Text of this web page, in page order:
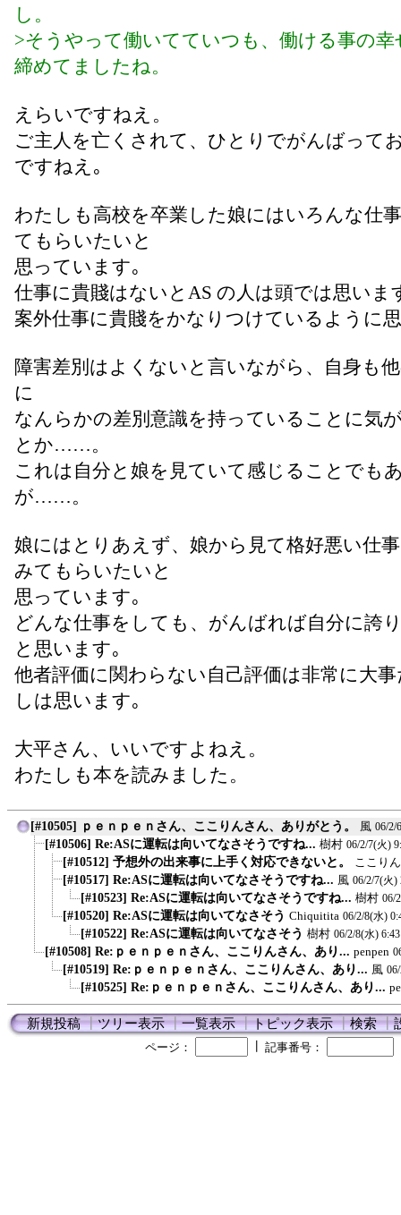
し。
>そうやって働いてていつも、働ける事の幸
締めてましたね。
えらいですねえ。
ご主人を亡くされて、ひとりでがんばって
ですねえ｡
わたしも高校を卒業した娘にはいろんな仕
てもらいたいと
思っています｡
仕事に貴賤はないとAS の人は頭では思いま
案外仕事に貴賤をかなりつけているように
障害差別はよくないと言いながら、自身も
に
なんらかの差別意識を持っていることに気
とか……。
これは自分と娘を見ていて感じることでも
が……。
娘にはとりあえず、娘から見て格好悪い仕
みてもらいたいと
思っています｡
どんな仕事をしても、がんばれば自分に誇
と思います｡
他者評価に関わらない自己評価は非常に大
しは思います｡
大平さん、いいですよねえ。
わたしも本を読みました。
[#10505] ｐｅｎｐｅｎさん、ここりんさん、ありがとう。 風 06/2/
[#10506] Re:ASに運転は向いてなさそうですね... 樹村 06/2/7(火)
[#10512] 予想外の出来事に上手く対応できないと。 ここりん
[#10517] Re:ASに運転は向いてなさそうですね... 風 06/2/7(火)
[#10523] Re:ASに運転は向いてなさそうですね... 樹村 06/
[#10520] Re:ASに運転は向いてなさそう Chiquitita 06/2/8(水)
[#10522] Re:ASに運転は向いてなさそう 樹村 06/2/8(水) 6:43
[#10508] Re:ｐｅｎｐｅｎさん、ここりんさん、あり... penpen
[#10519] Re:ｐｅｎｐｅｎさん、ここりんさん、あり... 風
[#10525] Re:ｐｅｎｐｅｎさん、ここりんさん、あり...
新規投稿┃ツリー表示┃一覧表示┃トピック表示┃検索┃
ページ： 記事番号：